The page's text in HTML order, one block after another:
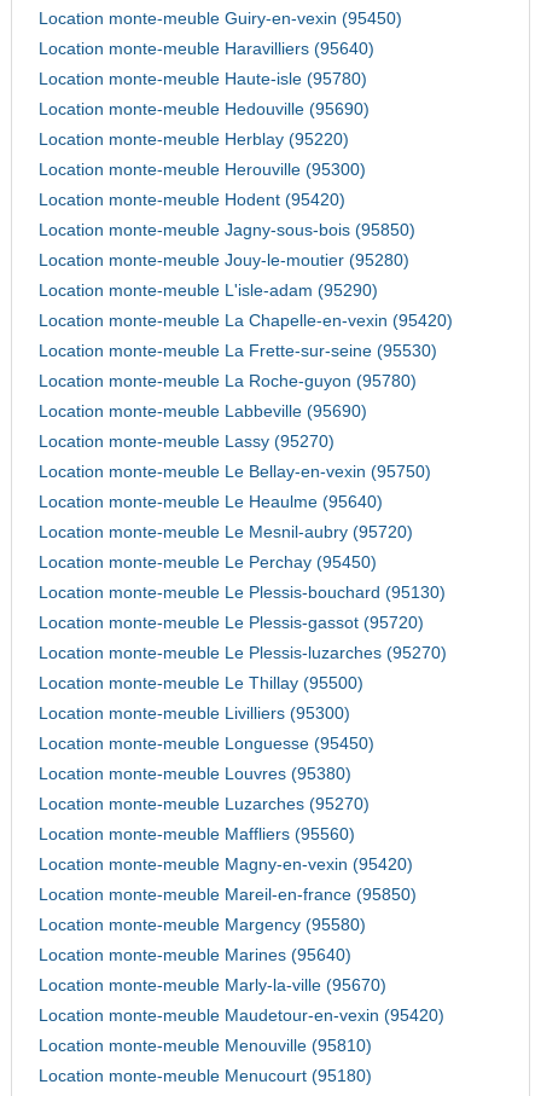
Location monte-meuble Guiry-en-vexin (95450)
Location monte-meuble Haravilliers (95640)
Location monte-meuble Haute-isle (95780)
Location monte-meuble Hedouville (95690)
Location monte-meuble Herblay (95220)
Location monte-meuble Herouville (95300)
Location monte-meuble Hodent (95420)
Location monte-meuble Jagny-sous-bois (95850)
Location monte-meuble Jouy-le-moutier (95280)
Location monte-meuble L'isle-adam (95290)
Location monte-meuble La Chapelle-en-vexin (95420)
Location monte-meuble La Frette-sur-seine (95530)
Location monte-meuble La Roche-guyon (95780)
Location monte-meuble Labbeville (95690)
Location monte-meuble Lassy (95270)
Location monte-meuble Le Bellay-en-vexin (95750)
Location monte-meuble Le Heaulme (95640)
Location monte-meuble Le Mesnil-aubry (95720)
Location monte-meuble Le Perchay (95450)
Location monte-meuble Le Plessis-bouchard (95130)
Location monte-meuble Le Plessis-gassot (95720)
Location monte-meuble Le Plessis-luzarches (95270)
Location monte-meuble Le Thillay (95500)
Location monte-meuble Livilliers (95300)
Location monte-meuble Longuesse (95450)
Location monte-meuble Louvres (95380)
Location monte-meuble Luzarches (95270)
Location monte-meuble Maffliers (95560)
Location monte-meuble Magny-en-vexin (95420)
Location monte-meuble Mareil-en-france (95850)
Location monte-meuble Margency (95580)
Location monte-meuble Marines (95640)
Location monte-meuble Marly-la-ville (95670)
Location monte-meuble Maudetour-en-vexin (95420)
Location monte-meuble Menouville (95810)
Location monte-meuble Menucourt (95180)